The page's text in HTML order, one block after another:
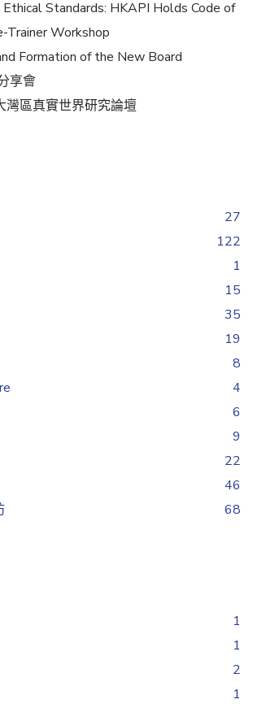
Standards: HKAPI Holds Code of
Trainer Workshop
Formation of the New Board
享會
灣區真實世界研究論壇
27
122
1
15
35
19
8
4
6
9
22
46
68
1
1
2
1